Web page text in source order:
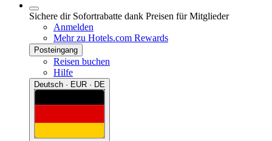
Sichere dir Sofortrabatte dank Preisen für Mitglieder
Anmelden
Mehr zu Hotels.com Rewards
Posteingang
Reisen buchen
Hilfe
Deutsch · EUR · DE